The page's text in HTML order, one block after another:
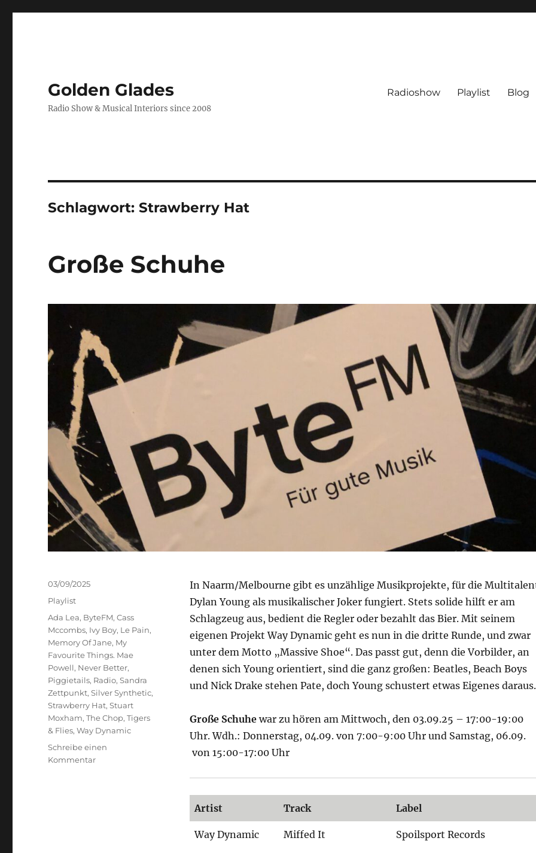
Golden Glades
Radio Show & Musical Interiors since 2008
Radioshow Playlist Blog
Schlagwort:Strawberry Hat
Große Schuhe
In Naarm/Melbourne gibt es unzählige Musikprojekte, für die
Dylan Young als musikalischer Joker fungiert. Stets solide hilft er am
Schlagzeug aus, bedient die Regler oder bezahlt das Bier. Mit seinem
eigenen Projekt Way Dynamic geht es nun in die dritte Runde, und zwar
unter dem Motto „Massive Shoe“. Das passt gut, denn die Vorbilder, an
denen sich Young orientiert, sind die ganz großen: Beatles, Beach Boys
und Nick Drake stehen Pate, doch Young schustert etwas Eigenes daraus.
Große Schuhewar zu hören am Mittwoch, den 03.09.25 – 17:00-19:00
Uhr. Wdh.: Donnerstag, 04.09. von 7:00-9:00 Uhr und Samstag, 06.09.
von 15:00-17:00 Uhr
Artist Track Label
Way Dynamic Miffed It Spoilsport Records
Veröffentlicht
am
03/09/2025
Kategorien
Playlist
Schlagwörter
Ada Lea, ByteFM,Cass
Mccombs, Ivy Boy, Le Pain,
Memory Of Jane, My
Favourite Things. Mae
Powell, Never Better,
Piggietails, Radio,Sandra
Zettpunkt,Silver Synthetic,
Strawberry Hat,Stuart
Moxham,The Chop,Tigers
& Flies,Way Dynamic
Schreibe einen
Kommentarzu